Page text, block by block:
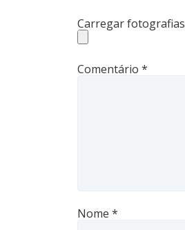
Carregar fotografias
Comentário *
Nome *